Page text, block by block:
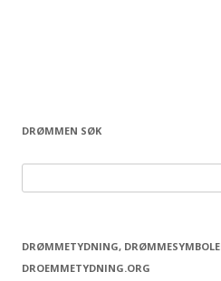
DRØMMEN SØK
e
r
c
DRØMMETYDNING,
DROEMMETYDNING.ORG